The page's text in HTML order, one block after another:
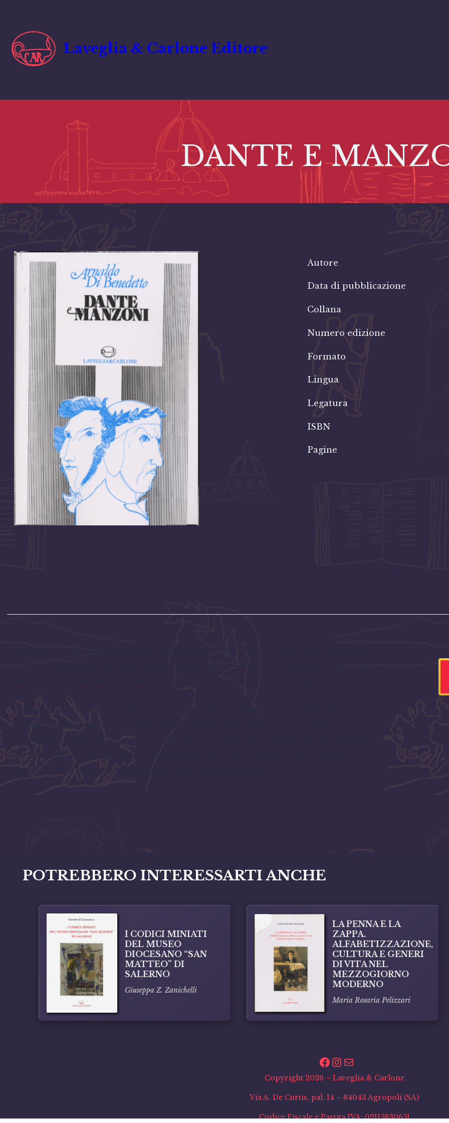
contenuto
Laveglia & Carlone Editore
DANTE E
Autore
Data di pubblicazione
Collana
Numero edizione
Formato
Lingua
Legatura
ISBN
Pagine
L’autore si è proposto di fornire l’immagine d’un “Dante tra noi”: cioè con poca
linguistico: con, fra l’altro, alcune puntualizzazioni circa il trattamento artistico
dell’amore e circa l’accettazione del principio che la forza è un momento
ineliminabile della società, nella quale si manifesta la natura dell’uomo. È
convinzione dell’Autore del presente libro che, più che banalmente “attualizzati”, o
meramente e acriticamente (o ideologicamente) “storicizzati”, i classici vadano
ascoltati. Che siano essi a giudicare noi e non il contrario.
POTREBBERO INTERESSARTI ANCHE
I CODICI MINIATI
DEL MUSEO
DIOCESANO “SAN
MATTEO” DI
SALERNO
Giuseppa Z. Zanichelli
LA PENNA E LA
ZAPPA.
ALFABETIZZAZIONE,
CULTURA E GENERI
DI VITA NEL
MEZZOGIORNO
MODERNO
Maria Rosaria Pelizzari
Facebook
Instagram
Email
Copyright 2026 – Laveglia & Carlone
Via A. De Curtis, pal. 14 – 84043 Agropoli (SA)
Codice Fiscale e Partita IVA: 02115830651